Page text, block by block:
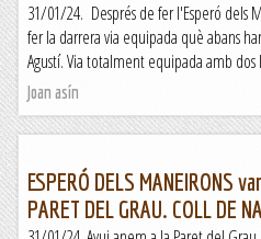
31/01/24. Després de fer l'Esperó dels
fer la darrera via equipada què abans
Agustí. Via totalment equipada amb dos
Joan asín
ESPERÓ DELS MANEIRONS
PARET DEL GRAU. COLL DE